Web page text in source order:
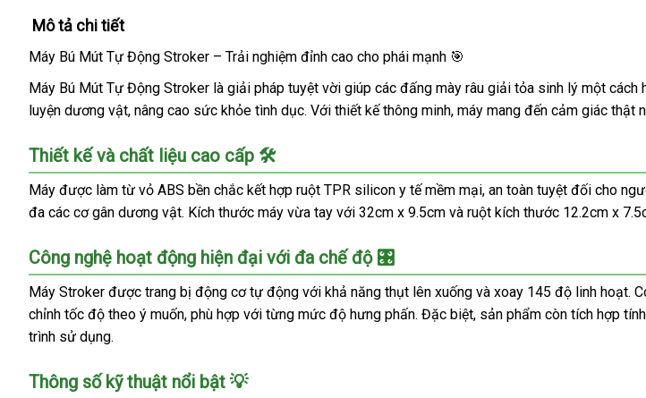
Mô tả chi tiết
Máy Bú Mút Tự Động Stroker – Trải nghiệm đỉnh cao cho phái mạnh 🎯
Máy Bú Mút Tự Động Stroker là giải pháp tuyệt vời giúp các đấng mày râu giải tỏa sinh lý một
luyện dương vật, nâng cao sức khỏe tình dục. Với thiết kế thông minh, máy mang đến cảm giác
Thiết kế và chất liệu cao cấp 🛠️
Máy được làm từ vỏ ABS bền chắc kết hợp ruột TPR silicon y tế mềm mại, an toàn tuyệt đối cho
đa các cơ gân dương vật. Kích thước máy vừa tay với 32cm x 9.5cm và ruột kích thước 12.2cm x
Công nghệ hoạt động hiện đại với đa chế độ 🎛️
Máy Stroker được trang bị động cơ tự động với khả năng thụt lên xuống và xoay 145 độ linh hoạt.
chỉnh tốc độ theo ý muốn, phù hợp với từng mức độ hưng phấn. Đặc biệt, sản phẩm còn tích hợp
trình sử dụng.
Thông số kỹ thuật nổi bật 💡